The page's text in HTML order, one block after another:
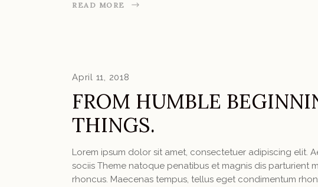
READ MORE
April 11, 2018
FROM HUMBLE
THINGS.
Lorem ipsum dolor sit amet, consectetuer adipiscing elit.
sociis Theme natoque penatibus et magnis dis parturient
rhoncus. Maecenas tempus, tellus eget condimentum